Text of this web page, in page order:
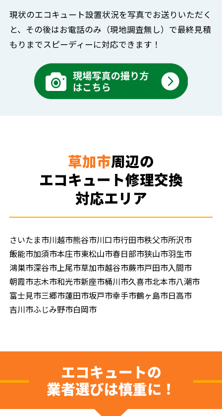
現状のエコキュート設置状況を写真でお送りいただく
と、 その後はお電話のみ（現地調査無し）で最終見積
もりまでスピーディーに対応できます！
草加市周辺の
エコキュート修理交換
対応エリア
さいたま市川越市熊谷市川口市行田市秩父市所沢市
飯能市加須市本庄市東松山市春日部市狭山市羽生市
鴻巣市深谷市 上尾市草加市越谷市蕨市戸田市入間市
朝霞市志木市和光市新座市桶川市久喜市北本市八潮市
富士見市三郷市蓮田市坂戸市幸手市鶴ヶ島市日高市
吉川市ふじみ野市白岡市
エコキュートの
業者選びは慎重に！